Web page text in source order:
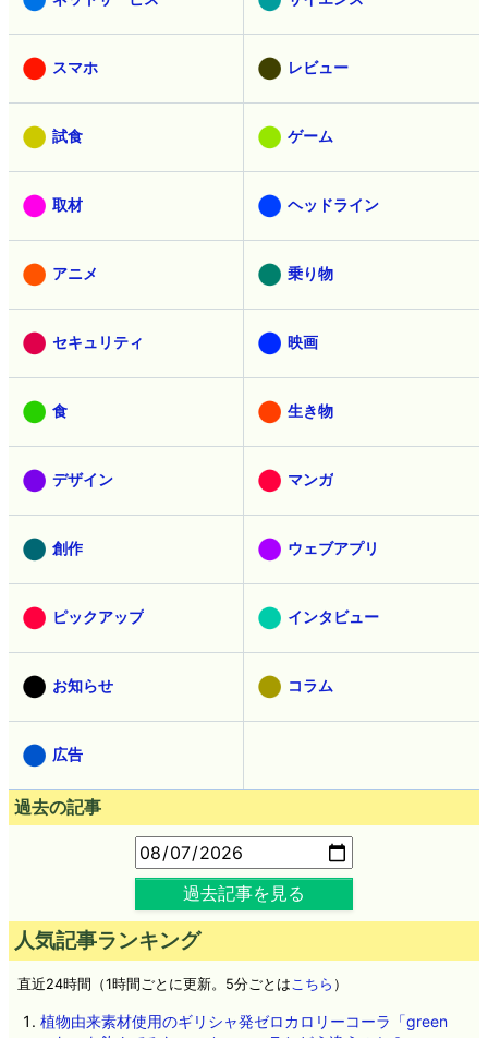
スマホ レビュー
試食 ゲーム
取材 ヘッドライン
アニメ 乗り物
セキュリティ 映画
食 生き物
デザイン マンガ
創作 ウェブアプリ
ピックアップ インタビュー
お知らせ コラム
広告
過去の記事
過去記事を見る
人気記事ランキング
直近24時間（1時間ごとに更新。5分ごとはこちら ）
植物由来素材使用のギリシャ発ゼロカロリーコーラ「green